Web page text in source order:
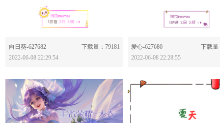
向日葵-627682
下载量：79181
2022-06-08 22:29:54
爱心-627680
下载量
2022-06-08 22:28:55